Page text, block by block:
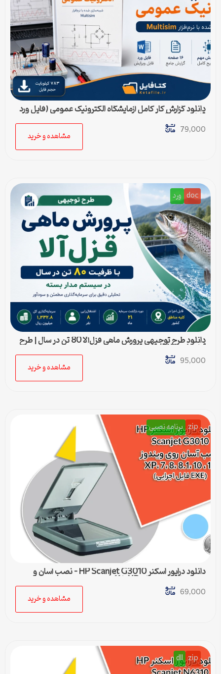
دانلود گزارش کار کامل آزمایشگاه الکترونیک عمومی (فایل ورد
قابل ویرایش)
79,000
مشاهده و خرید
doc ورد
دانلود طرح توجیهی پرورش ماهی قزل‌آلا 80 تن در سال | طرح
آماده Word قابل ویرایش
95,000
مشاهده و خرید
zip برنامه نصبی
دانلود درایور اسکنر HP Scanjet G3010 – نصب آسان و
سریع برای ویندوزهای XP تا 11
69,000
مشاهده و خرید
zip
dll